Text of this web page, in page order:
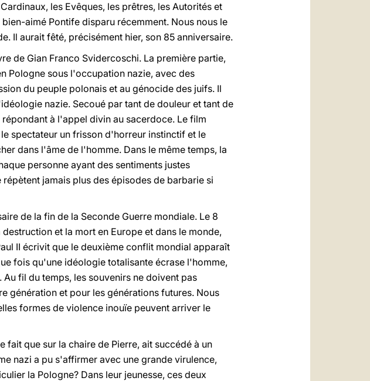
les Evêques, les prêtres, les Autorités et
aimé Pontife disparu récemment. Nous nous le
Il aurait fêté, précisément hier, son 85 anniversaire.
de Gian Franco Svidercoschi. La première partie,
Pologne sous l'occupation nazie, avec des
du peuple polonais et au génocide des juifs. Il
nazie. Secoué par tant de douleur et tant de
à l'appel divin au sacerdoce. Le film
spectateur un frisson d'horreur instinctif et le
dans l'âme de l'homme. Dans le même temps, la
personne ayant des sentiments justes
jamais plus des épisodes de barbarie si
de la fin de la Seconde Guerre mondiale. Le 8
et la mort en Europe et dans le monde,
II écrivit que le deuxième conflit mondial apparaît
fois qu'une idéologie totalisante écrase l'homme,
fil du temps, les souvenirs ne doivent pas
génération et pour les générations futures. Nous
formes de violence inouïe peuvent arriver le
que sur la chaire de Pierre, ait succédé à un
nazi a pu s'affirmer avec une grande virulence,
la Pologne? Dans leur jeunesse, ces deux